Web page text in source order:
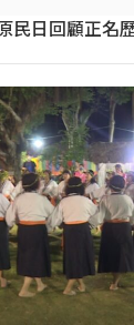
民日回顧正名